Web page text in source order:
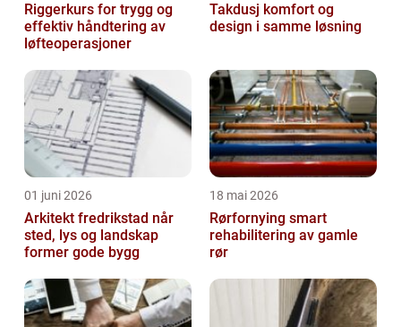
Riggerkurs for trygg og
effektiv håndtering av
løfteoperasjoner
Takdusj komfort og
design i samme løsning
01 juni 2026
Arkitekt fredrikstad når
sted, lys og landskap
former gode bygg
18 mai 2026
Rørfornying smart
rehabilitering av gamle
rør